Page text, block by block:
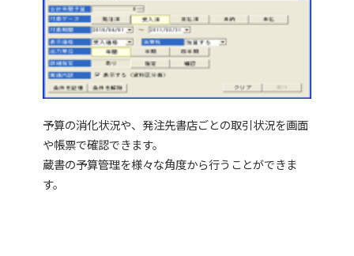
予算の消化状況や、発注先書店ごとの取引状況を画面
や帳票で確認できます。
蔵書の予算管理を様々な角度から行うことができま
す。